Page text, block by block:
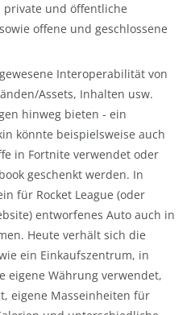
private und öffentliche
offene und geschlossene
Interoperabilität von
Assets, Inhalten usw.
hinweg bieten - ein
könnte beispielsweise auch
in Fortnite verwendet oder
geschenkt werden. In
für Rocket League (oder
entworfenes Auto auch in
Heute verhält sich die
ein Einkaufszentrum, in
eigene Währung verwendet,
eigene Masseinheiten für